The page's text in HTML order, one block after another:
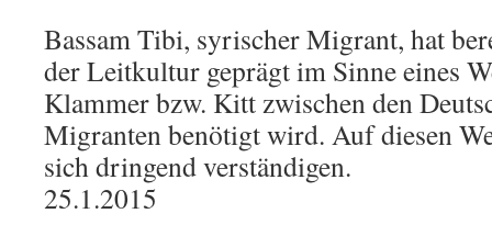
Bassam Tibi, syrischer Migrant, hat
der Leitkultur geprägt im Sinne eines
Klammer bzw. Kitt zwischen den
Migranten benötigt wird. Auf diesen
sich dringend verständigen.
25.1.2015